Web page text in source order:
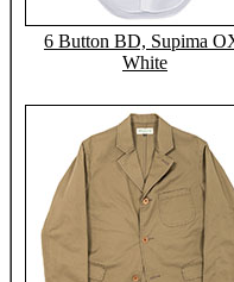
6 Button BD, Supima
White